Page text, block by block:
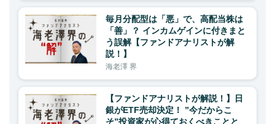
毎月分配型は「悪」で、高配当株は
「善」？ インカムゲインに付きまと
う誤解【ファンドアナリストが解
説！】
海老澤 界
【ファンドアナリストが解説！】日
銀がETF売却決定！ ”今だからこ
そ”投資家が心得ておくべきことと